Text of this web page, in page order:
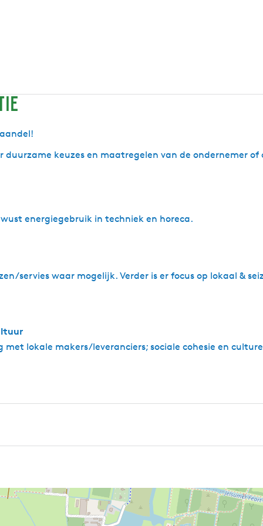
keuzes en maatregelen van de ondernemer of
energiegebruik in techniek en horeca.
servies waar mogelijk. Verder is er focus op lokaal &
lokale makers/leveranciers; sociale cohesie en